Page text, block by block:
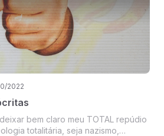
2022
bem claro meu TOTAL repúdio
totalitária, seja nazismo,